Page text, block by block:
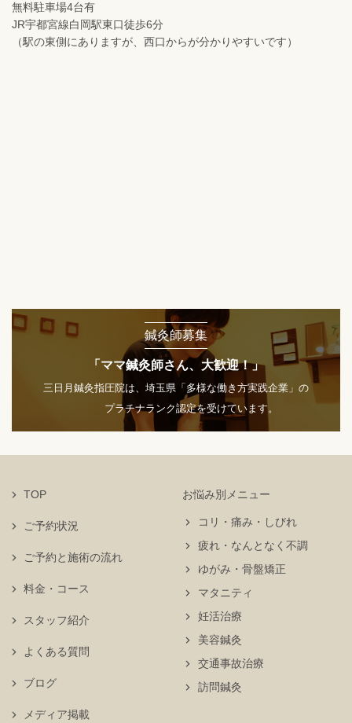
無料駐車場4台有
JR宇都宮線白岡駅東口徒歩6分
（駅の東側にありますが、西口からが分かりやすいです）
鍼灸師募集
「ママ鍼灸師さん、大歓迎！」
三日月鍼灸指圧院は、埼玉県「多様な働き方実践企業」の
プラチナランク認定を受けています。
TOP
ご予約状況
お悩み別メニュー
コリ・痛み・しびれ
疲れ・なんとなく不調
ゆがみ・骨盤矯正
マタニティ
妊活治療
美容鍼灸
交通事故治療
訪問鍼灸
ご予約と施術の流れ
料金・コース
スタッフ紹介
よくある質問
ブログ
メディア掲載